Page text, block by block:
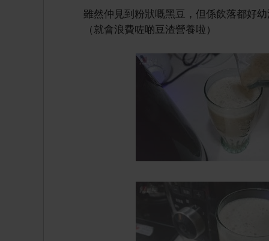
雖然仲見到粉狀嘅黑豆，但係飲落都好
（就會浪費咗啲豆渣營養啦）